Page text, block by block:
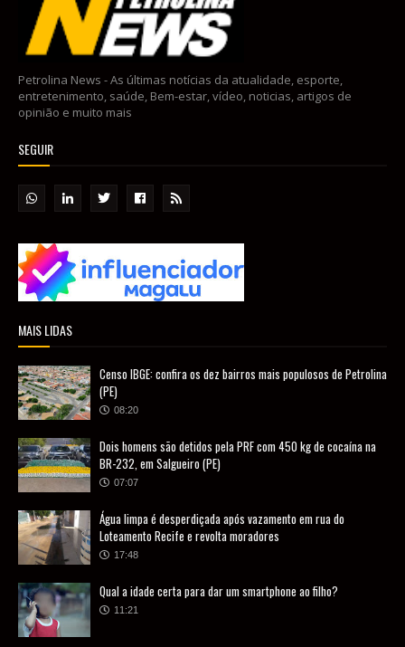
Petrolina News - As últimas notícias da atualidade, esporte,
entretenimento, saúde, Bem-estar, vídeo, noticias, artigos de
opinião e muito mais
SEGUIR
MAIS LIDAS
Censo IBGE: confira os dez bairros mais populosos de Petrolina
(PE)
08:20
Dois homens são detidos pela PRF com 450 kg de cocaína na
BR-232, em Salgueiro (PE)
07:07
Água limpa é desperdiçada após vazamento em rua do
Loteamento Recife e revolta moradores
17:48
Qual a idade certa para dar um smartphone ao filho?
11:21